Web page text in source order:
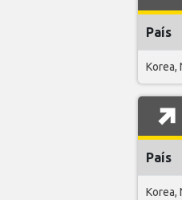
País
Korea,
País
Korea,